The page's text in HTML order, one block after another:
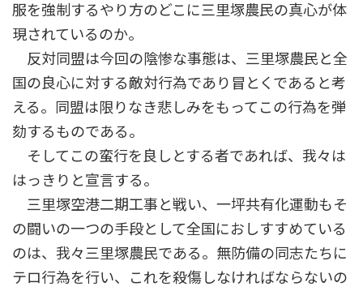
服を強制するやり方のどこに三里塚農民の真心が体
現されているのか。
反対同盟は今回の陰惨な事態は、三里塚農民と全
国の良心に対する敵対行為であり冒とくであると考
える。同盟は限りなき悲しみをもってこの行為を弾
劾するものである。
そしてこの蛮行を良しとする者であれば、我々は
はっきりと宣言する。
三里塚空港二期工事と戦い、一坪共有化運動もそ
の闘いの一つの手段として全国におしすすめている
のは、我々三里塚農民である。無防備の同志たちに
テロ行為を行い、これを殺傷しなければならないの